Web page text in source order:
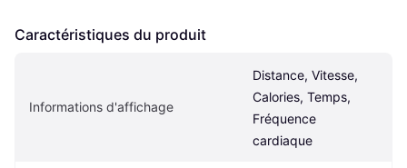
Caractéristiques du produit
Informations d'affichage
Distance, Vitesse,
Calories, Temps,
Fréquence
cardiaque